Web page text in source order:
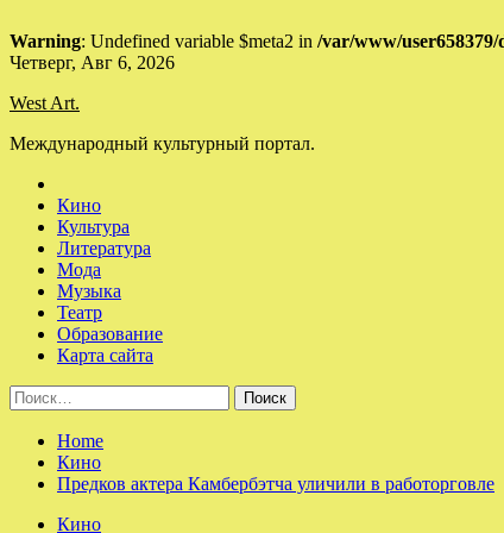
Warning: Undefined variable $meta2 in /var/www/
Skip
content
Четверг, Авг 6, 2026
West Art.
Международный культурный портал.
Кино
Культура
Литература
Мода
Музыка
Театр
Образование
Карта сайта
Найти:
Home
Кино
Предков актера Камбербэтча уличили в работорговле
Кино